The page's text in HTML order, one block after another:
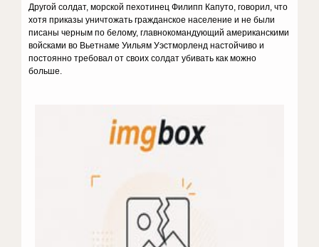
Другой солдат, морской пехотинец Филипп Капуто, говорил, что
хотя приказы уничтожать гражданское население и не были
писаны черным по белому, главнокомандующий американскими
войсками во Вьетнаме Уильям Уэстморленд настойчиво и
постоянно требовал от своих солдат убивать как можно
больше.